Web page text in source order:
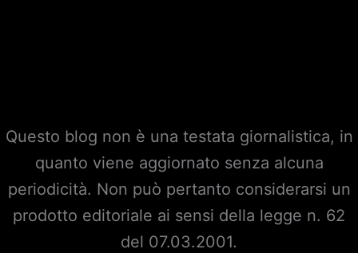
Questo blog non è una testata giornalistica, in
quanto viene aggiornato senza alcuna
periodicità. Non può pertanto considerarsi un
prodotto editoriale ai sensi della legge n. 62
del 07.03.2001.